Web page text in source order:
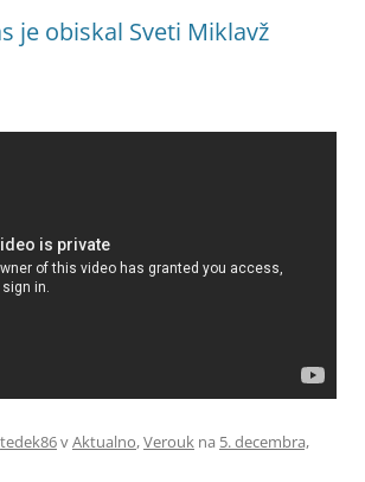
je obiskal Sveti Miklavž
tedek86vAktualno,Verouk na 5. decembra,